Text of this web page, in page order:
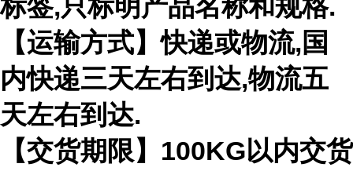
标签,只标明产品名称和规格.
【运输方式】快递或物流,国
内快递三天左右到达,物流五
天左右到达.
【交货期限】100KG以内交货